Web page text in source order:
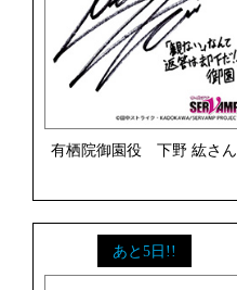
有栖院御園役 下野 紘さん
あと5日!!